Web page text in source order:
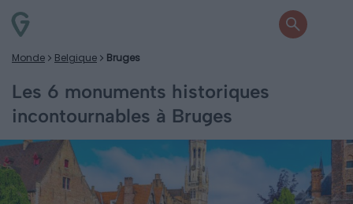
Monde Belgique Bruges
Les 6 monuments historiques
incontournables à Bruges